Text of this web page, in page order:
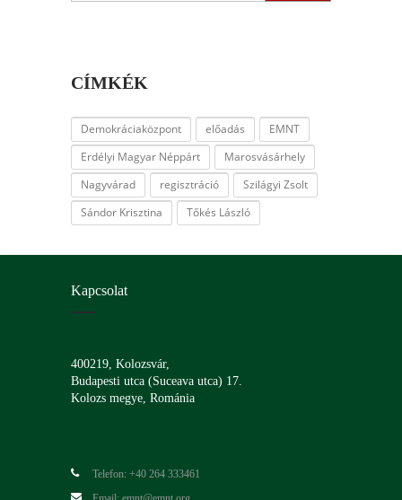
CÍMKÉK
Demokráciaközpont előadás
EMNT
Erdélyi Magyar Néppárt
Marosvásárhely
Nagyvárad
regisztráció
Szilágyi Zsolt
Sándor Krisztina
Tőkés László
Kapcsolat
400219, Kolozsvár,
Budapesti utca (Suceava utca) 17.
Kolozs megye, Románia
Telefon: +40 264 333461